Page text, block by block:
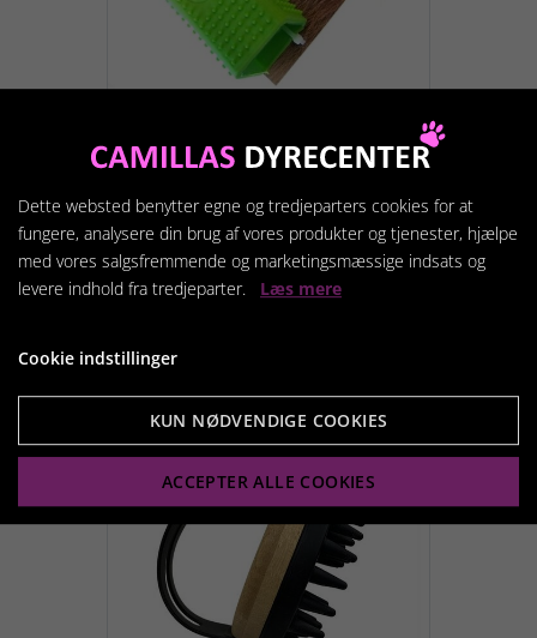
Active Canis Hair & Fuzz
Remover
59,95 kr.
Dette websted benytter egne og tredjeparters cookies for at
fungere, analysere din brug af vores produkter og tjenester, hjælpe
med vores salgsfremmende og marketingsmæssige indsats og
levere indhold fra tredjeparter. Læs mere
Cookie indstillinger
KUN NØDVENDIGE COOKIES
ACCEPTER ALLE COOKIES